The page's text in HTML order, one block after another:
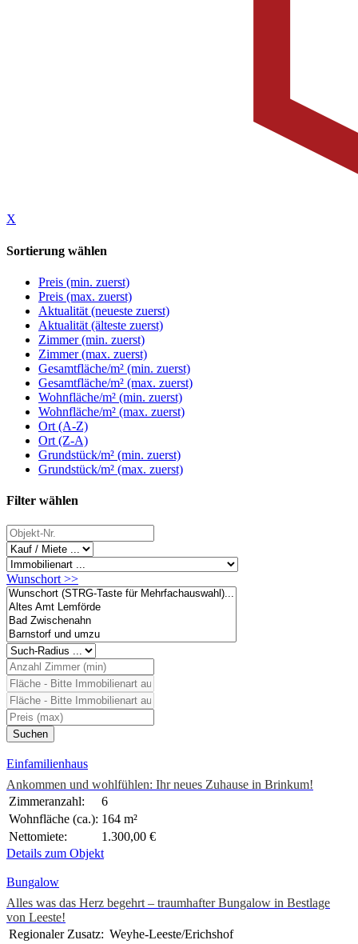
X
Sortierung wählen
Preis (min. zuerst)
Preis (max. zuerst)
Aktualität (neueste zuerst)
Aktualität (älteste zuerst)
Zimmer (min. zuerst)
Zimmer (max. zuerst)
Gesamtfläche/m² (min. zuerst)
Gesamtfläche/m² (max. zuerst)
Wohnfläche/m² (min. zuerst)
Wohnfläche/m² (max. zuerst)
Ort (A-Z)
Ort (Z-A)
Grundstück/m² (min. zuerst)
Grundstück/m² (max. zuerst)
Filter wählen
Wunschort >>
Einfamilienhaus
Ankommen und wohlfühlen: Ihr neues Zuhause in Brinkum!
Zimmeranzahl:
6
Wohnfläche (ca.): 164 m²
Nettomiete:
1.300,00 €
Details zum Objekt
Bungalow
Alles was das Herz begehrt – traumhafter Bungalow in Bestlage
von Leeste!
Regionaler Zusatz: Weyhe-Leeste/Erichshof